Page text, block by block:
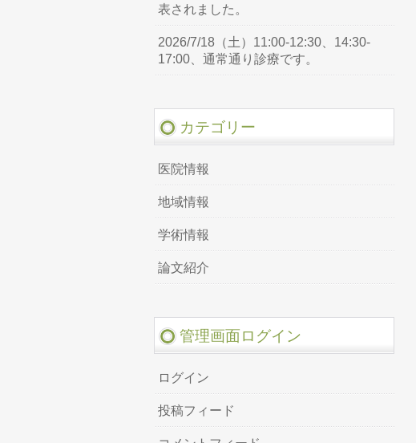
表されました。
2026/7/18（土）11:00-12:30、14:30-
17:00、通常通り診療です。
カテゴリー
医院情報
地域情報
学術情報
論文紹介
管理画面ログイン
ログイン
投稿フィード